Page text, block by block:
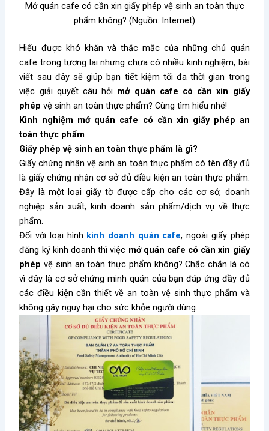
Mở quán cafe có cần xin giấy phép vệ sinh an toàn thực
phẩm không? (Nguồn: Internet)
Hiểu được khó khăn và thắc mắc của những chủ quán
cafe trong tương lai nhưng chưa có nhiều kinh nghiệm, bài
viết sau đây sẽ giúp bạn tiết kiệm tối đa thời gian trong
việc giải quyết câu hỏi mở quán cafe có cần xin giấy
phép vệ sinh an toàn thực phẩm? Cùng tìm hiểu nhé!
Kinh nghiệm mở quán cafe có cần xin giấy phép an
toàn thực phẩm
Giấy phép vệ sinh an toàn thực phẩm là gì?
Giấy chứng nhận vệ sinh an toàn thực phẩm có tên đầy đủ
là giấy chứng nhận cơ sở đủ điều kiện an toàn thực phẩm.
Đây là một loại giấy tờ được cấp cho các cơ sở, doanh
nghiệp sản xuất, kinh doanh sản phẩm/dịch vụ về thực
phẩm.
Đối với loại hình kinh doanh quán cafe, ngoài giấy phép
đăng ký kinh doanh thì việc mở quán cafe có cần xin giấy
phép vệ sinh an toàn thực phẩm không? Chắc chắn là có
vì đây là cơ sở chứng minh quán của bạn đáp ứng đầy đủ
các điều kiện cần thiết về an toàn vệ sinh thực phẩm và
không gây nguy hại cho sức khỏe người dùng.